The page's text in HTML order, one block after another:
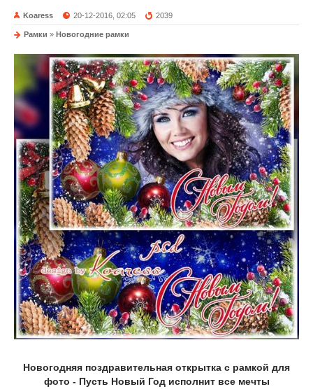
Koaress 20-12-2016, 02:05 2039
Рамки » Новогодние рамки
Новогодняя поздравительная открытка с рамкой для
фото - Пусть Новый Год исполнит все мечты